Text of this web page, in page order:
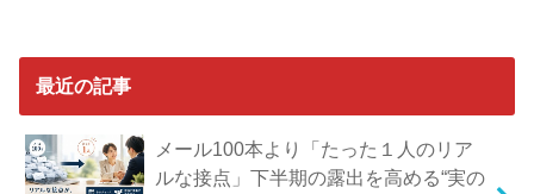
最近の記事
メール100本より「たった１人のリア
ルな接点」下半期の露出を高める“実の